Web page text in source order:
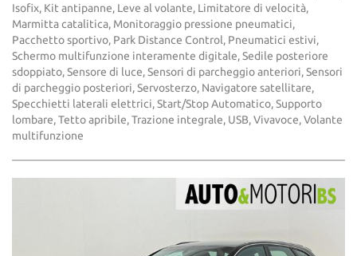
Isofix, Kit antipanne, Leve al volante, Limitatore di velocità,
Marmitta catalitica, Monitoraggio pressione pneumatici,
Pacchetto sportivo, Park Distance Control, Pneumatici estivi,
Schermo multifunzione interamente digitale, Sedile posteriore
sdoppiato, Sensore di luce, Sensori di parcheggio anteriori, Sensori
di parcheggio posteriori, Servosterzo, Navigatore satellitare,
Specchietti laterali elettrici, Start/Stop Automatico, Supporto
lombare, Tetto apribile, Trazione integrale, USB, Vivavoce, Volante
multifunzione